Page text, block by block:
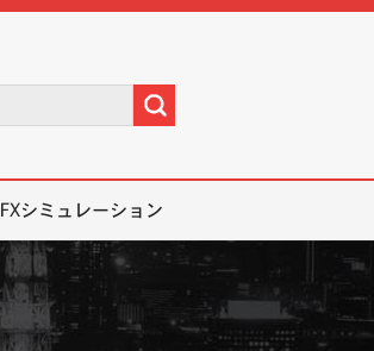
FXシミュレーション